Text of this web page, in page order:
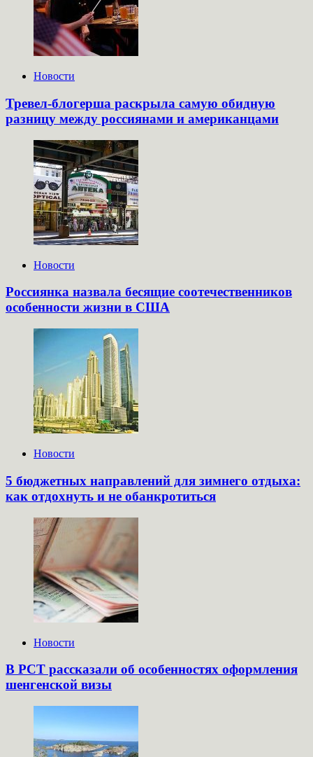
Новости
Тревел-блогерша раскрыла самую обидную
разницу между россиянами и американцами
Новости
Россиянка назвала бесящие соотечественников
особенности жизни в США
Новости
5 бюджетных направлений для зимнего отдыха:
как отдохнуть и не обанкротиться
Новости
В РСТ рассказали об особенностях оформления
шенгенской визы